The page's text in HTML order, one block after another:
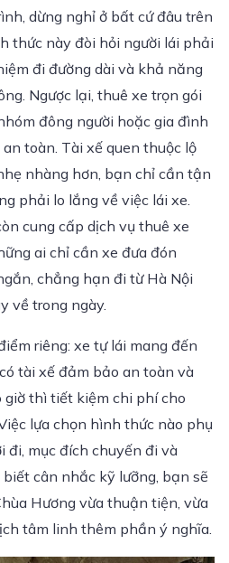
dừng nghỉ ở bất cứ đâu trên
thức này đòi hỏi người lái phải
đi đường dài và khả năng
Ngược lại, thuê xe trọn gói
đông người hoặc gia đình
toàn. Tài xế quen thuộc lộ
nhàng hơn, bạn chỉ cần tận
phải lo lắng về việc lái xe.
cung cấp dịch vụ thuê xe
ai chỉ cần xe đưa đón
chẳng hạn đi từ Hà Nội
về trong ngày.
riêng: xe tự lái mang đến
tài xế đảm bảo an toàn và
thì tiết kiệm chi phí cho
lựa chọn hình thức nào phụ
đi, mục đích chuyến đi và
cân nhắc kỹ lưỡng, bạn sẽ
Hương vừa thuận tiện, vừa
tâm linh thêm phần ý nghĩa.